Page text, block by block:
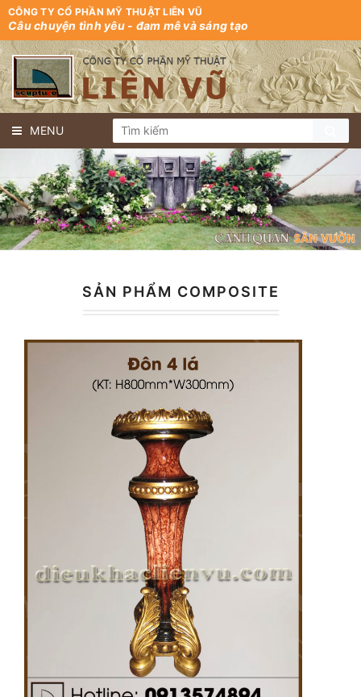
CÔNG TY CỔ PHẦN MỸ THUẬT LIÊN VŨ
Câu chuyện tình yêu - đam mê và sáng tạo
MENU
SẢN PHẨM COMPOSITE